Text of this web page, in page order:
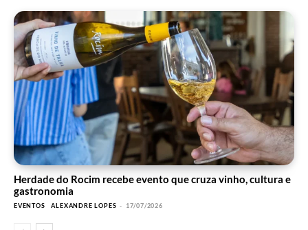
Herdade do Rocim recebe evento que cruza vinho, cultura e
gastronomia
EVENTOS ALEXANDRE LOPES - 17/07/2026